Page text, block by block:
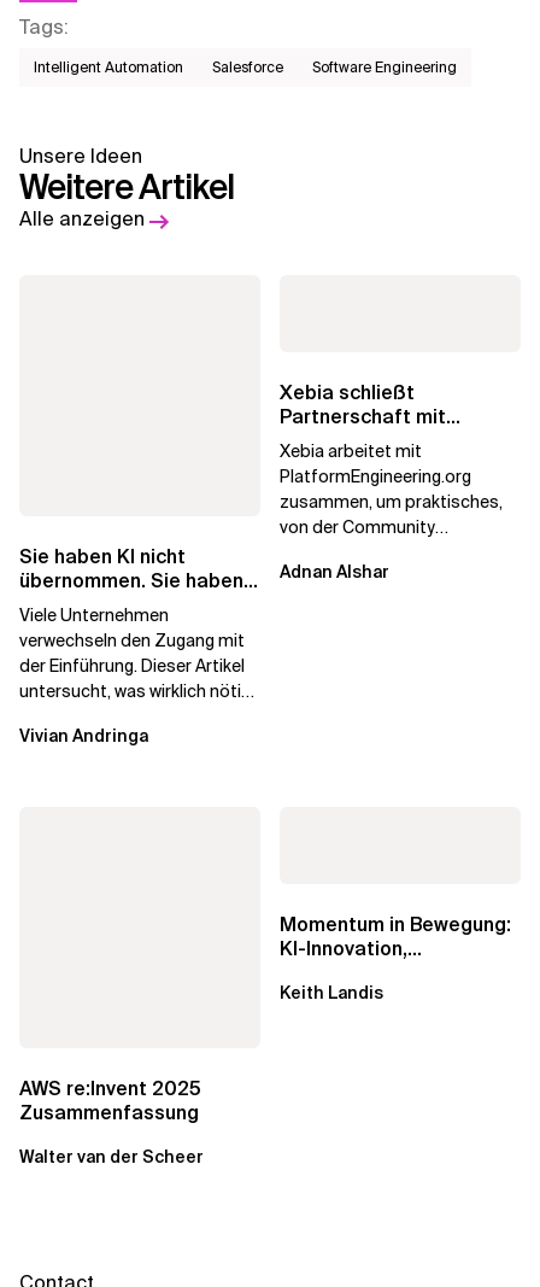
Tags:
Intelligent Automation Salesforce Software Engineering
Unsere Ideen
Weitere Artikel
Alle anzeigen
Sie haben KI nicht
übernommen. Sie haben
Lizenzen gekauft.
Viele Unternehmen
verwechseln den Zugang mit
der Einführung. Dieser Artikel
untersucht, was wirklich nötig
Wirkung...
Vivian Andringa
Xebia schließt
Partnerschaft mit
PlatformEngineering.org
Xebia arbeitet mit
PlatformEngineering.org
zusammen, um praktisches,
von der Community
Engineering voranzutreiben,
Adnan Alshar
AWS re:Invent 2025
Zusammenfassung
Walter van der Scheer
Momentum in Bewegung:
KI-Innovation,
Macht der...
Keith Landis